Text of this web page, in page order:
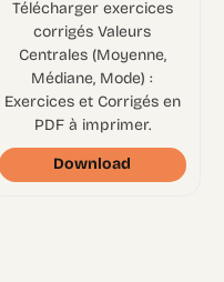
Télécharger exercices
corrigés Valeurs
Centrales (Moyenne,
Médiane, Mode) :
Exercices et Corrigés en
PDF à imprimer.
Download